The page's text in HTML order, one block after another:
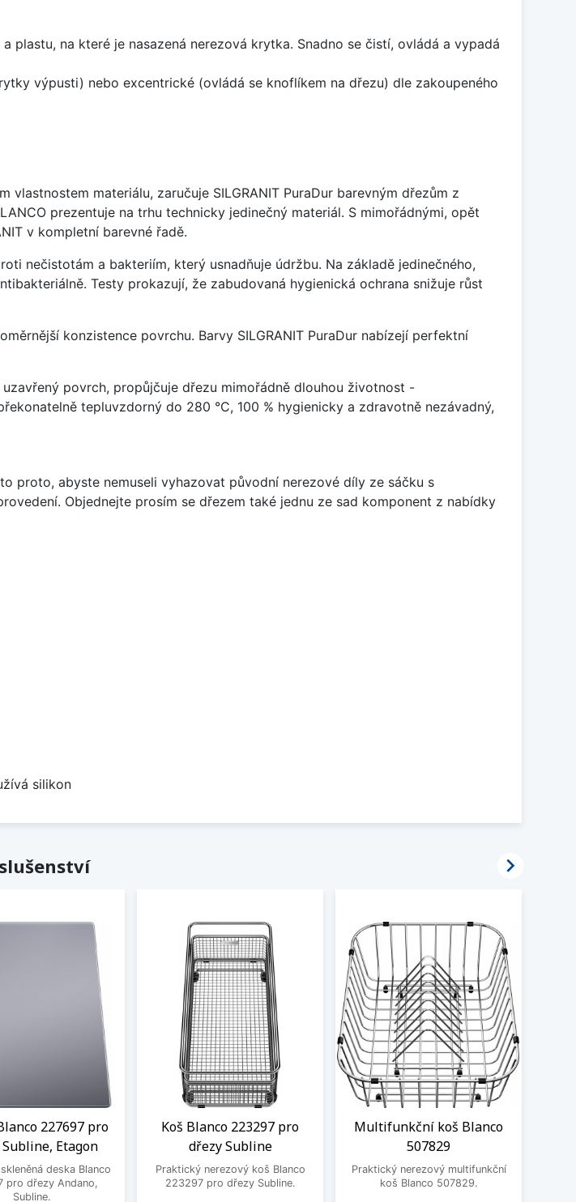
plastu, na které je nasazená nerezová krytka. Snadno se čistí, ovládá a vypadá
výpusti) nebo excentrické (ovládá se knoflíkem na dřezu) dle zakoupeného
materiálu, zaručuje SILGRANIT PuraDur barevným dřezům z
prezentuje na trhu technicky jedinečný materiál. S mimořádnými, opět
v kompletní barevné řadě.
nečistotám a bakteriím, který usnadňuje údržbu. Na základě jedinečného,
Testy prokazují, že zabudovaná hygienická ochrana snižuje růst
konzistence povrchu. Barvy SILGRANIT PuraDur nabízejí perfektní
povrch, propůjčuje dřezu mimořádně dlouhou životnost -
tepluvzdorný do 280 °C, 100 % hygienicky a zdravotně nezávadný,
proto, abyste nemuseli vyhazovat původní nerezové díly ze sáčku s
Objednejte prosím se dřezem také jednu ze sad komponent z nabídky
silikon
227697 pro
Etagon
deska Blanco
pro dřezy Andano,
Subline.
Koš Blanco 223297 pro
dřezy Subline
Praktický nerezový koš Blanco
223297 pro dřezy Subline.
Multifunkční koš Blanco
507829
Praktický nerezový multifunkční
koš Blanco 507829.
